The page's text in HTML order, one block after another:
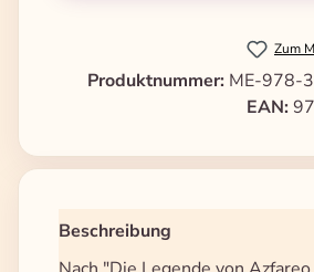
Zum
Produktnummer: ME-978-
EAN:
Beschreibung